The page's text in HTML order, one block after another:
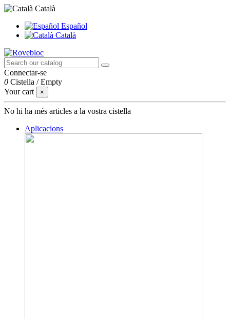
Català
Español
Català
Connectar-se
0 Cistella /Empty
Your cart
×
No hi ha més articles a la vostra cistella
Aplicacions